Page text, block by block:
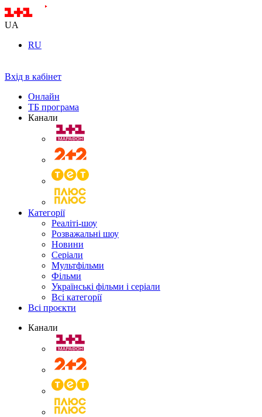
UA
RU
Вхід в кабінет
Онлайн
ТБ програма
Канали
Категорії
Реаліті-шоу
Розважальні шоу
Новини
Серіали
Мультфільми
Фільми
Українські фільми і серіали
Всі категорії
Всі проєкти
Канали